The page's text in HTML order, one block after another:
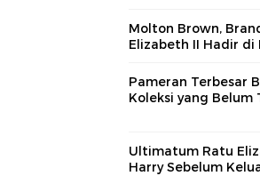
Molton Brown,
Elizabeth II Hadir di
Pameran Terbesar
Koleksi yang Belum
Ultimatum Ratu
Harry Sebelum